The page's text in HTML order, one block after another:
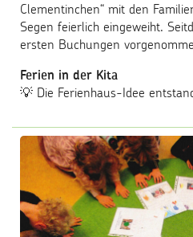
Clementinchen“ mit den
Segen feierlich eingeweiht.
ersten Buchungen
Ferien in der Kita
💡 Die Ferienhaus-Idee